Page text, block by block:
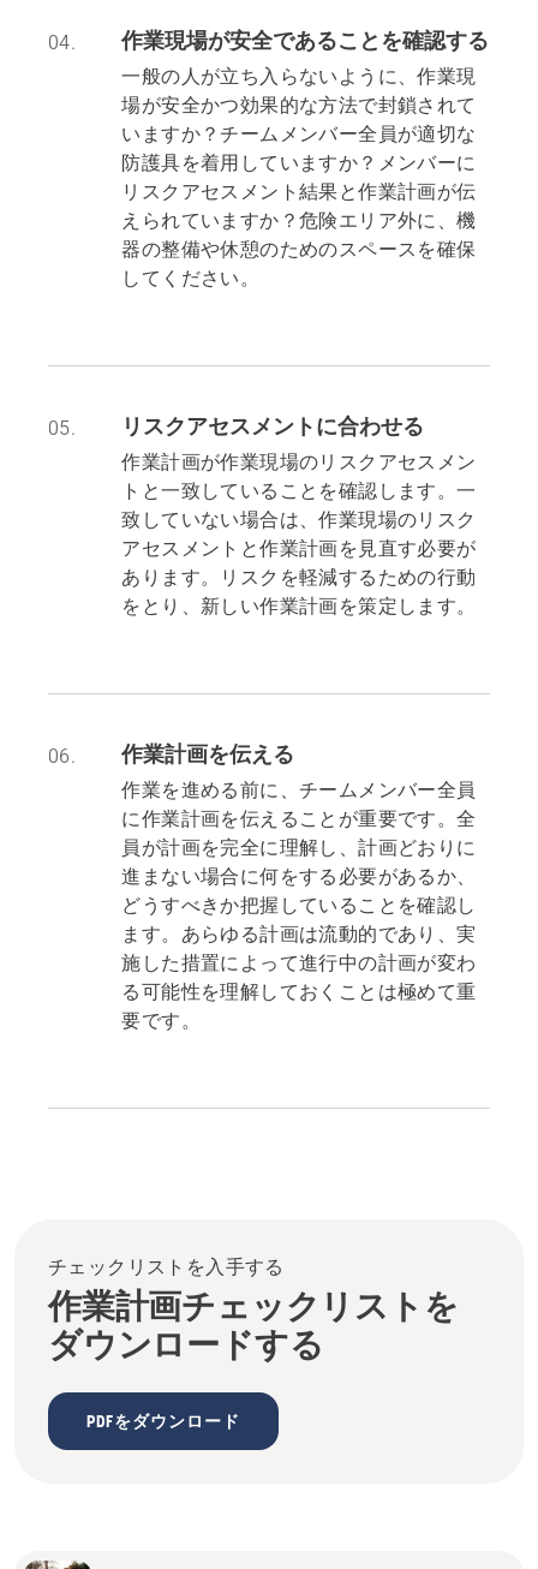
04. 作業現場が安全であることを確認する
一般の人が立ち入らないように、作業現
場が安全かつ効果的な方法で封鎖されて
いますか？チームメンバー全員が適切な
防護具を着用していますか？メンバーに
リスクアセスメント結果と作業計画が伝
えられていますか？危険エリア外に、機
器の整備や休憩のためのスペースを確保
してください。
05. リスクアセスメントに合わせる
作業計画が作業現場のリスクアセスメン
トと一致していることを確認します。一
致していない場合は、作業現場のリスク
アセスメントと作業計画を見直す必要が
あります。リスクを軽減するための行動
をとり、新しい作業計画を策定します。
06. 作業計画を伝える
作業を進める前に、チームメンバー全員
に作業計画を伝えることが重要です。全
員が計画を完全に理解し、計画どおりに
進まない場合に何をする必要があるか、
どうすべきか把握していることを確認し
ます。あらゆる計画は流動的であり、実
施した措置によって進行中の計画が変わ
る可能性を理解しておくことは極めて重
要です。
チェックリストを入手する
作業計画チェックリストを
ダウンロードする
PDFをダウンロード